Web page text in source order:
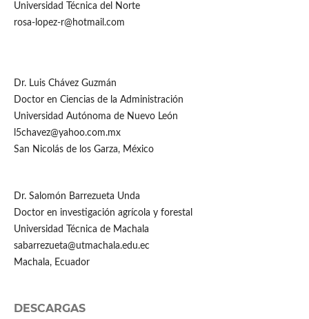
Universidad Técnica del Norte
rosa-lopez-r@hotmail.com
Dr. Luis Chávez Guzmán
Doctor en Ciencias de la Administración
Universidad Autónoma de Nuevo León
l5chavez@yahoo.com.mx
San Nicolás de los Garza, México
Dr. Salomón Barrezueta Unda
Doctor en investigación agrícola y forestal
Universidad Técnica de Machala
sabarrezueta@utmachala.edu.ec
Machala, Ecuador
DESCARGAS